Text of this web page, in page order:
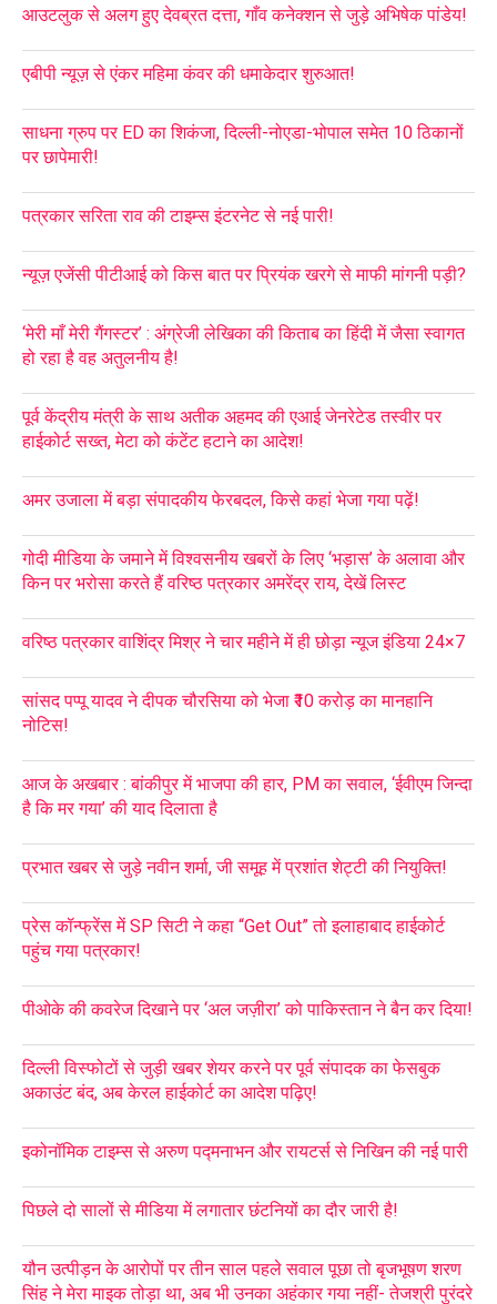
आउटलुक से अलग हुए देवब्रत दत्ता, गाँव कनेक्शन से जुड़े अभिषेक पांडेय!
एबीपी न्यूज़ से एंकर महिमा कंवर की धमाकेदार शुरुआत!
साधना ग्रुप पर ED का शिकंजा, दिल्ली-नोएडा-भोपाल समेत 10 ठिकानों
पर छापेमारी!
पत्रकार सरिता राव की टाइम्स इंटरनेट से नई पारी!
न्यूज़ एजेंसी पीटीआई को किस बात पर प्रियंक खरगे से माफी मांगनी पड़ी?
‘मेरी माँ मेरी गैंगस्टर’ : अंग्रेजी लेखिका की किताब का हिंदी में जैसा स्वागत
हो रहा है वह अतुलनीय है!
पूर्व केंद्रीय मंत्री के साथ अतीक अहमद की एआई जेनरेटेड तस्वीर पर
हाईकोर्ट सख्त, मेटा को कंटेंट हटाने का आदेश!
अमर उजाला में बड़ा संपादकीय फेरबदल, किसे कहां भेजा गया पढ़ें!
गोदी मीडिया के जमाने में विश्वसनीय खबरों के लिए ‘भड़ास’ के अलावा और
किन पर भरोसा करते हैं वरिष्ठ पत्रकार अमरेंद्र राय, देखें लिस्ट
वरिष्ठ पत्रकार वाशिंद्र मिश्र ने चार महीने में ही छोड़ा न्यूज इंडिया 24×7
सांसद पप्पू यादव ने दीपक चौरसिया को भेजा ₹10 करोड़ का मानहानि
नोटिस!
आज के अखबार : बांकीपुर में भाजपा की हार, PM का सवाल, ‘ईवीएम जिन्दा
है कि मर गया’ की याद दिलाता है
प्रभात खबर से जुड़े नवीन शर्मा, जी समूह में प्रशांत शेट्टी की नियुक्ति!
प्रेस कॉन्फ्रेंस में SP सिटी ने कहा “Get Out” तो इलाहाबाद हाईकोर्ट
पहुंच गया पत्रकार!
पीओके की कवरेज दिखाने पर ‘अल जज़ीरा’ को पाकिस्तान ने बैन कर दिया!
दिल्ली विस्फोटों से जुड़ी खबर शेयर करने पर पूर्व संपादक का फेसबुक
अकाउंट बंद, अब केरल हाईकोर्ट का आदेश पढ़िए!
इकोनॉमिक टाइम्स से अरुण पद्मनाभन और रायटर्स से निखिन की नई पारी
पिछले दो सालों से मीडिया में लगातार छंटनियों का दौर जारी है!
यौन उत्पीड़न के आरोपों पर तीन साल पहले सवाल पूछा तो बृजभूषण शरण
सिंह ने मेरा माइक तोड़ा था, अब भी उनका अहंकार गया नहीं- तेजश्री पुरंदरे